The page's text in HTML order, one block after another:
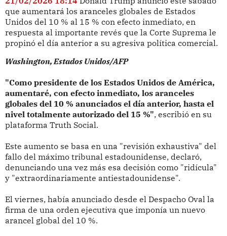
que aumentará los aranceles globales de Estados
Unidos del 10 % al 15 % con efecto inmediato, en
respuesta al importante revés que la Corte Suprema le
propinó el día anterior a su agresiva política comercial.
Washington, Estados Unidos/AFP
"Como presidente de los Estados Unidos de América,
aumentaré, con efecto inmediato, los aranceles
globales del 10 % anunciados el día anterior, hasta el
nivel totalmente autorizado del 15 %", escribió en su
plataforma Truth Social.
Este aumento se basa en una "revisión exhaustiva" del
fallo del máximo tribunal estadounidense, declaró,
denunciando una vez más esa decisión como "ridícula"
y "extraordinariamente antiestadounidense".
El viernes, había anunciado desde el Despacho Oval la
firma de una orden ejecutiva que imponía un nuevo
arancel global del 10 %.